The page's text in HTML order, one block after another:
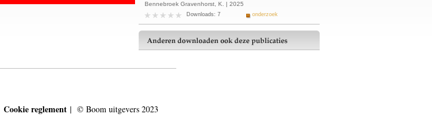
Bennebroek Gravenhorst, K. | 2025
Downloads: 7 onderzoek
Cookie reglement | © Boom uitgevers 2023